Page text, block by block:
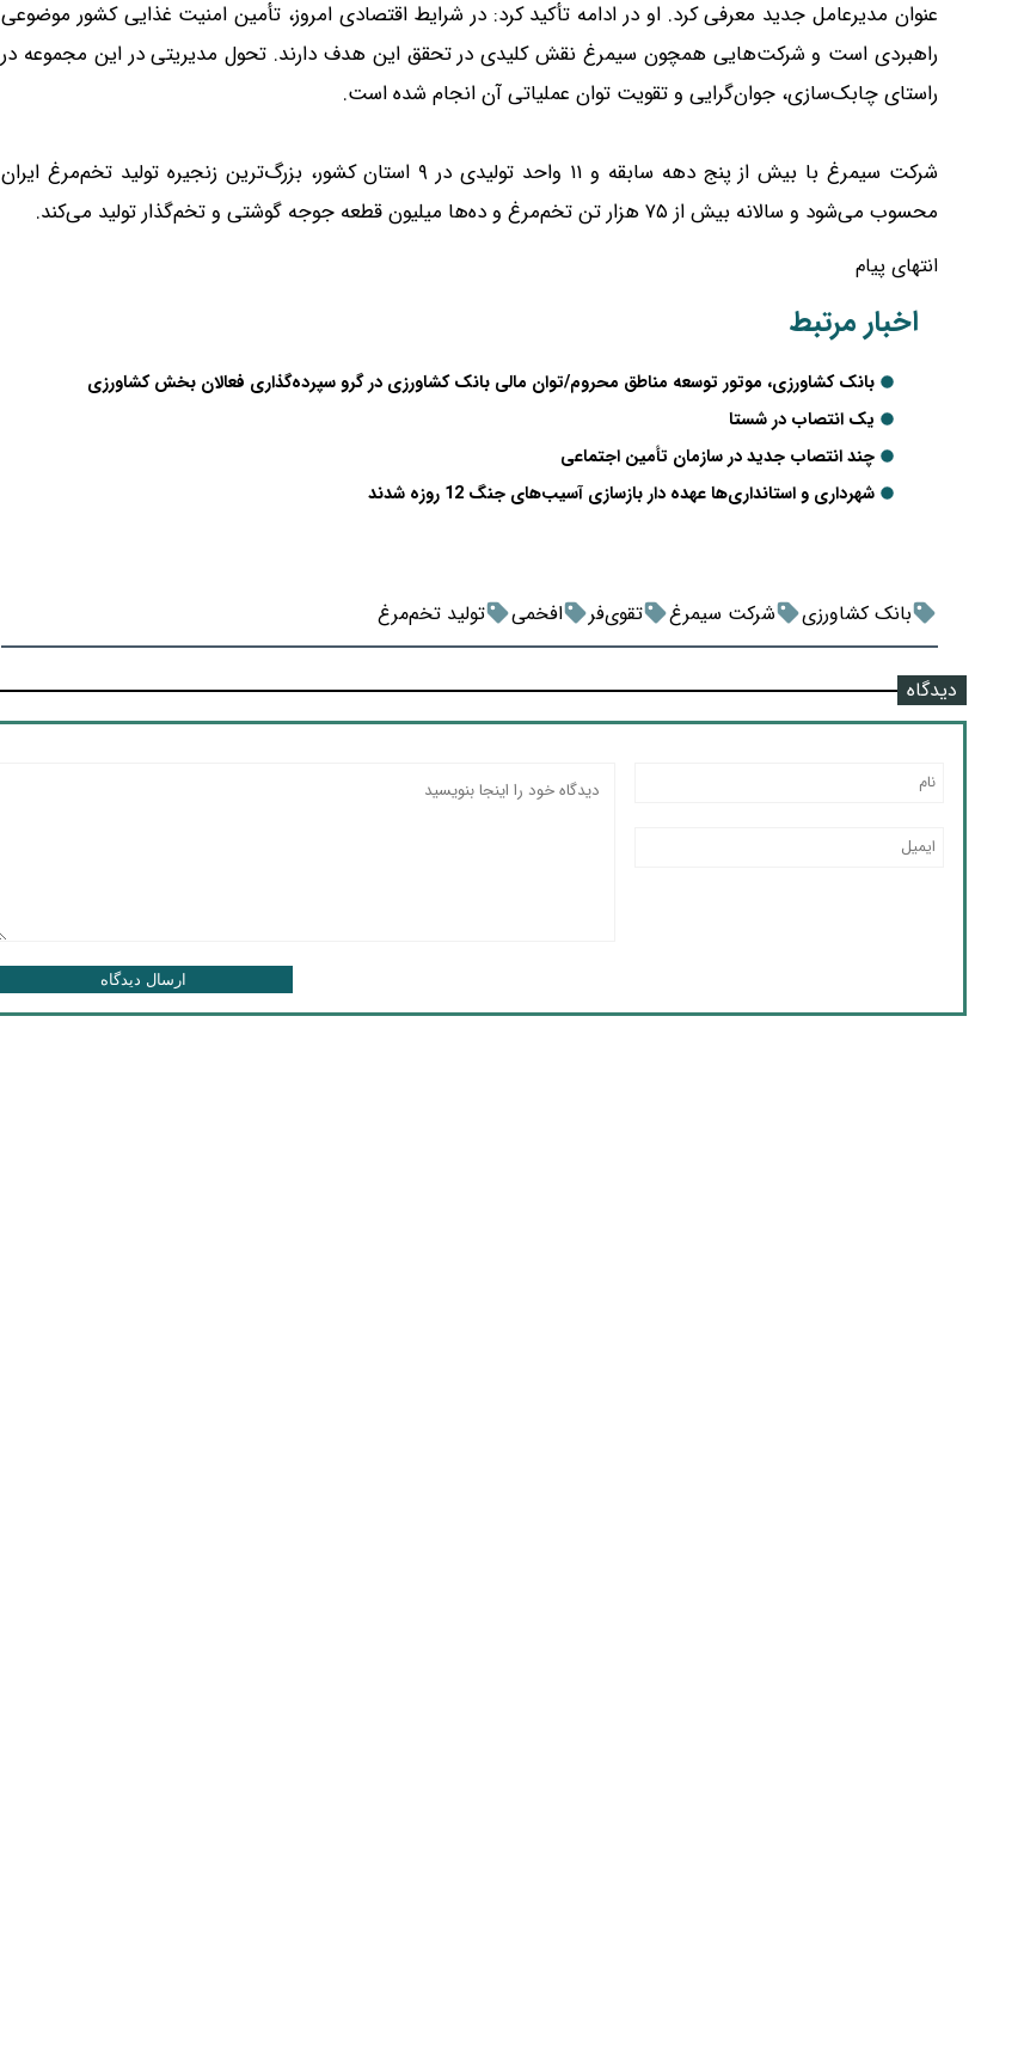
عنوان مدیرعامل جدید معرفی کرد. او در ادامه تأکید کرد: در شرایط اقتصادی امروز، تأمین امنیت غذایی کشور موضوعی
راهبردی است و شرکت‌هایی همچون سیمرغ نقش کلیدی در تحقق این هدف دارند. تحول مدیریتی در این مجموعه در
راستای چابک‌سازی، جوان‌گرایی و تقویت توان عملیاتی آن انجام شده است.
شرکت سیمرغ با بیش از پنج دهه سابقه و ۱۱ واحد تولیدی در ۹ استان کشور، بزرگ‌ترین زنجیره تولید تخم‌مرغ ایران
محسوب می‌شود و سالانه بیش از ۷۵ هزار تن تخم‌مرغ و ده‌ها میلیون قطعه جوجه گوشتی و تخم‌گذار تولید می‌کند.
انتهای پیام
اخبار مرتبط
بانک کشاورزی، موتور توسعه مناطق محروم/توان مالی بانک کشاورزی در گرو سپرده‌گذاری فعالان بخش کشاورزی
یک انتصاب در شستا
چند انتصاب جدید در سازمان تأمین اجتماعی
شهرداری و استانداری‌ها عهده دار بازسازی آسیب‌های جنگ 12 روزه شدند
بانک کشاورزی شرکت سیمرغ تقوی‌فر افخمی تولید تخم‌مرغ
دیدگاه
ارسال دیدگاه